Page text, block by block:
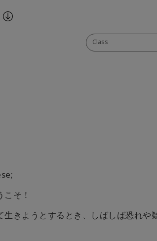
Class
そ！
生きようとするとき、しばしば恐れや